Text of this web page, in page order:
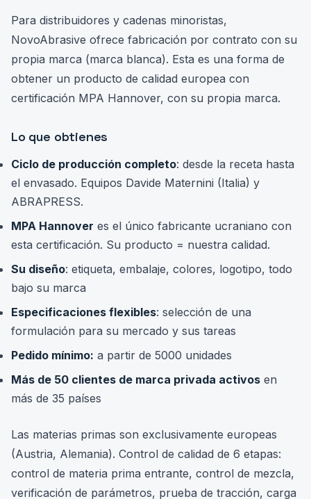
Para distribuidores y cadenas minoristas,
NovoAbrasive ofrece fabricación por contrato con su
propia marca (marca blanca). Esta es una forma de
obtener un producto de calidad europea con
certificación MPA Hannover, con su propia marca.
Lo que obtienes
Ciclo de producción completo: desde la receta hasta
el envasado. Equipos Davide Maternini (Italia) y
ABRAPRESS.
MPA Hannover es el único fabricante ucraniano con
esta certificación. Su producto = nuestra calidad.
Su diseño: etiqueta, embalaje, colores, logotipo, todo
bajo su marca
Especificaciones flexibles: selección de una
formulación para su mercado y sus tareas
Pedido mínimo: a partir de 5000 unidades
Más de 50 clientes de marca privada activos en
más de 35 países
Las materias primas son exclusivamente europeas
(Austria, Alemania). Control de calidad de 6 etapas:
control de materia prima entrante, control de mezcla,
verificación de parámetros, prueba de tracción, carga